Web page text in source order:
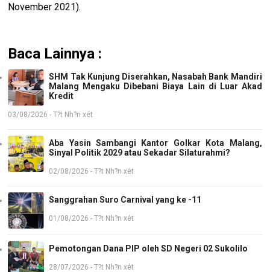
November 2021).
Baca Lainnya :
SHM Tak Kunjung Diserahkan, Nasabah Bank Mandiri
Malang Mengaku Dibebani Biaya Lain di Luar Akad
Kredit
03/08/2026 - T?t Nh?n xét
Aba Yasin Sambangi Kantor Golkar Kota Malang,
Sinyal Politik 2029 atau Sekadar Silaturahmi?
02/08/2026 - T?t Nh?n xét
Sanggrahan Suro Carnival yang ke -11
01/08/2026 - T?t Nh?n xét
Pemotongan Dana PIP oleh SD Negeri 02 Sukolilo
28/07/2026 - T?t Nh?n xét